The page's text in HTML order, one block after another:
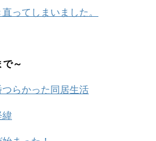
ってしまいました。
～
らかった同居生活
緯